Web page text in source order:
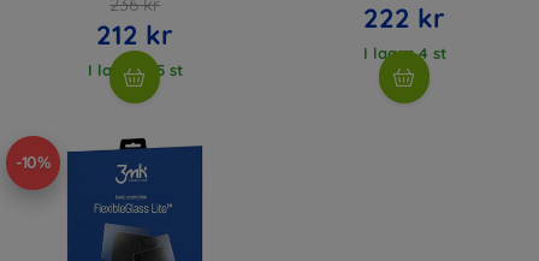
212 kr
I lager > 5 st
222 kr
I lager 4 st
-10%